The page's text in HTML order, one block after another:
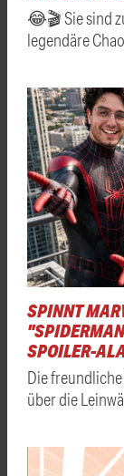
😂🎬 Sie sind
legendäre
SPINNT
SPOILER-
Die
über die